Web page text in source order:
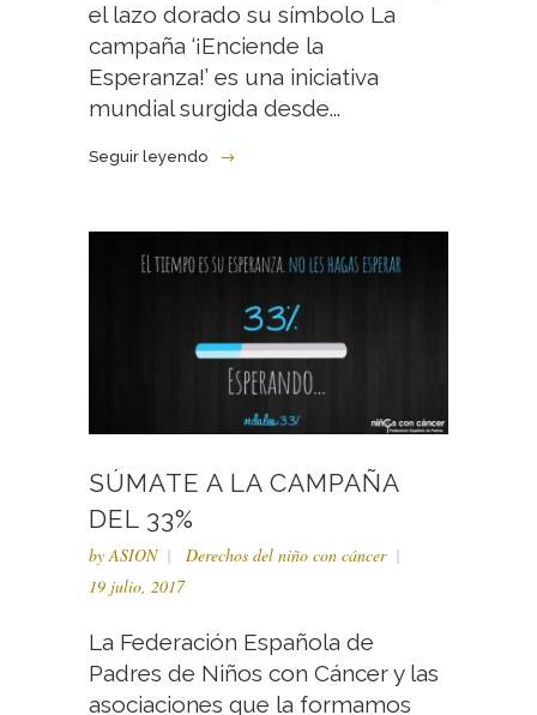
el lazo dorado su símbolo La
campaña ‘¡Enciende la
Esperanza!’ es una iniciativa
mundial surgida desde...
Seguir leyendo
SÚMATE A LA CAMPAÑA
DEL 33%
byASION
Derechos del niño con cáncer
19 julio, 2017
La Federación Española de
Padres de Niños con Cáncer y las
asociaciones que la formamos